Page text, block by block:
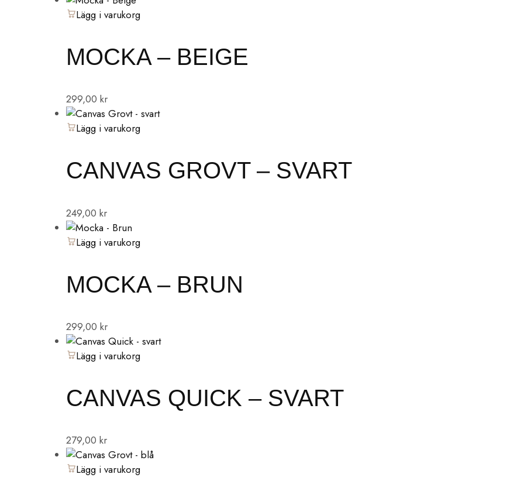
Lägg i varukorg
MOCKA – BEIGE
299,00 kr
Lägg i varukorg
CANVAS GROVT – SVART
249,00 kr
Lägg i varukorg
MOCKA – BRUN
299,00 kr
Lägg i varukorg
CANVAS QUICK – SVART
279,00 kr
Lägg i varukorg